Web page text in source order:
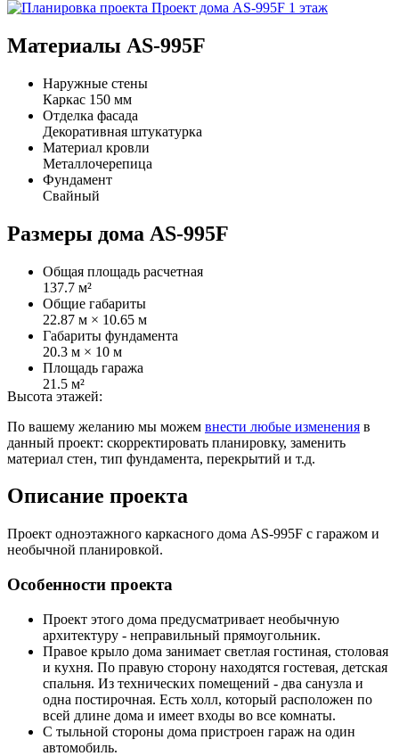
Материалы AS-995F
Наружные стены
Каркас 150 мм
Отделка фасада
Декоративная штукатурка
Материал кровли
Металлочерепица
Фундамент
Свайный
Размеры дома AS-995F
Общая площадь расчетная
137.7 м²
Общие габариты
22.87 м × 10.65 м
Габариты фундамента
20.3 м × 10 м
Площадь гаража
21.5 м²
Высота этажей:
По вашему желанию мы можем внести любые изменения в
данный проект: скорректировать планировку, заменить
материал стен, тип фундамента, перекрытий и т.д.
Описание проекта
Проект одноэтажного каркасного дома AS-995F с гаражом и
необычной планировкой.
Особенности проекта
Проект этого дома предусматривает необычную
архитектуру - неправильный прямоугольник.
Правое крыло дома занимает светлая гостиная, столовая
и кухня. По правую сторону находятся гостевая, детская
спальня. Из технических помещений - два санузла и
одна постирочная. Есть холл, который расположен по
всей длине дома и имеет входы во все комнаты.
С тыльной стороны дома пристроен гараж на один
автомобиль.